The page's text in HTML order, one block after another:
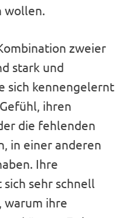
wollen.
zweier
stark und
sich kennengelernt
ihren
die fehlenden
in einer anderen
Ihre
sehr schnell
warum ihre